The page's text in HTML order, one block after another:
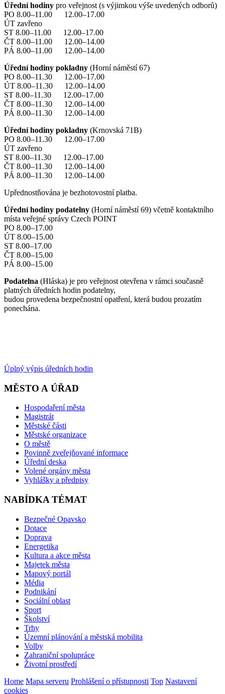
Úřední hodiny pro veřejnost (s výjimkou výše uvedených odborů)
PO 8.00–11.00 12.00–17.00
ÚT zavřeno
ST 8.00–11.00 12.00–17.00
ČT 8.00–11.00 12.00–14.00
PÁ 8.00–11.00 12.00–14.00
Úřední hodiny pokladny (Horní náměstí 67)
PO 8.00–11.30 12.00–17.00
ÚT 8.00–11.30 12.00–14.00
ST 8.00–11.30 12.00–17.00
ČT 8.00–11.30 12.00–14.00
PÁ 8.00–11.30 12.00–14.00
Úřední hodiny pokladny (Krnovská 71B)
PO 8.00–11.30 12.00–17.00
ÚT zavřeno
ST 8.00–11.30 12.00–17.00
ČT 8.00–11.30 12.00–14.00
PÁ 8.00–11.30 12.00–14.00
Upřednostňována je bezhotovostní platba.
Úřední hodiny podatelny (Horní náměstí 69) včetně kontaktního
místa veřejné správy Czech POINT
PO 8.00–17.00
ÚT 8.00–15.00
ST 8.00–17.00
ČT 8.00–15.00
PÁ 8.00–15.00
Podatelna (Hláska) je pro veřejnost otevřena v rámci současně
platných úředních hodin podatelny,
budou provedena bezpečnostní opatření, která budou prozatím
ponechána.
Úplný výpis úředních hodin
MĚSTO A ÚŘAD
Hospodaření města
Magistrát
Městské části
Městské organizace
O městě
Povinně zveřejňované informace
Úřední deska
Volené orgány města
Vyhlášky a předpisy
NABÍDKA TÉMAT
Bezpečné Opavsko
Dotace
Doprava
Energetika
Kultura a akce města
Majetek města
Mapový portál
Média
Podnikání
Sociální oblast
Sport
Školství
Trhy
Územní plánování a městská mobilita
Volby
Zahraniční spolupráce
Životní prostředí
Home Mapa serveru Prohlášení o přístupnosti Top Nastavení
cookies